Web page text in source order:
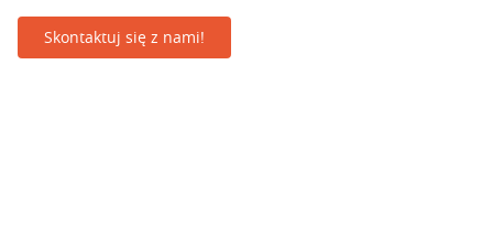
Skontaktuj się z nami!